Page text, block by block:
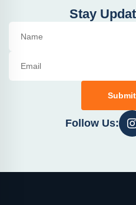
Stay
Follow Us: